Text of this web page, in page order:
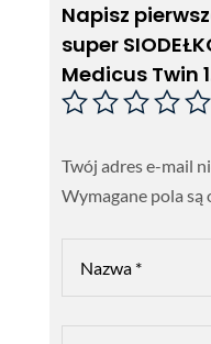
Napisz
super
Medicus Twin
Twój adres e-mail
Wymagane pola są